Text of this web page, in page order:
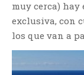
muy cerca) hay
exclusiva, con
los que van a